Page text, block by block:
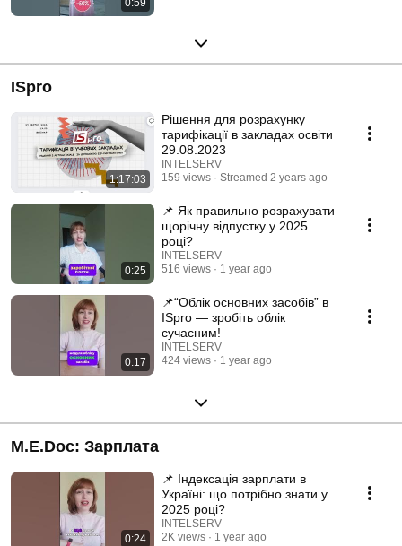
ISpro
1:17:03
Рішення для розрахунку
тарифікації в закладах освіти
29.08.2023
INTELSERV
159 views
Streamed 2 years ago
0:25
📌 Як правильно розрахувати
щорічну відпустку у 2025
році?
INTELSERV
516 views
1 year ago
0:17
📌“Облік основних засобів” в
ISpro — зробіть облік
сучасним!
INTELSERV
424 views
1 year ago
M.E.Doc: Зарплата
0:24
📌 Індексація зарплати в
Україні: що потрібно знати у
2025 році?
INTELSERV
2K views
1 year ago